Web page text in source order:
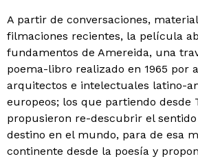
A partir de conversaciones,
filmaciones recientes, la película
fundamentos de Amereida, una
poema-libro realizado en 1965 por
arquitectos e intelectuales latino-
europeos; los que partiendo desde
propusieron re-descubrir el
destino en el mundo, para de esa
continente desde la poesía y